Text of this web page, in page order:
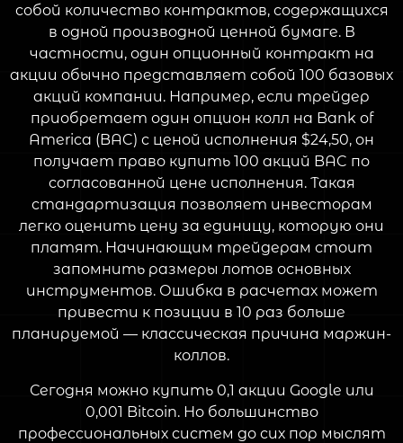
собой количество контрактов, содержащихся
в одной производной ценной бумаге. В
частности, один опционный контракт на
акции обычно представляет собой 100 базовых
акций компании. Например, если трейдер
приобретает один опцион колл на Bank of
America (BAC) с ценой исполнения $24,50, он
получает право купить 100 акций BAC по
согласованной цене исполнения. Такая
стандартизация позволяет инвесторам
легко оценить цену за единицу, которую они
платят. Начинающим трейдерам стоит
запомнить размеры лотов основных
инструментов. Ошибка в расчетах может
привести к позиции в 10 раз больше
планируемой — классическая причина маржин-
коллов.
Сегодня можно купить 0,1 акции Google или
0,001 Bitcoin. Но большинство
профессиональных систем до сих пор мыслят